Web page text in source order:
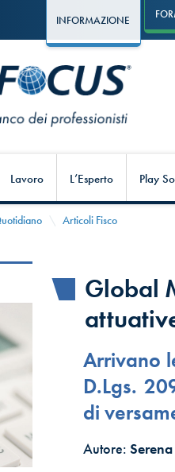
INFORMAZIONE
Lavoro L’Esperto Play
Articoli Fisco
Global
Arrivano
D.Lgs.
di
Autore: